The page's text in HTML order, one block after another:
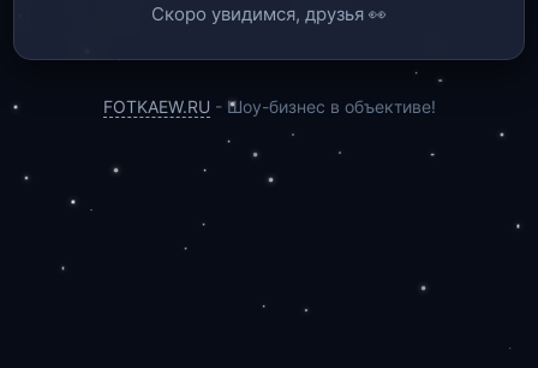
Скоро увидимся, друзья 👀
FOTKAEW.RU - Шоу-бизнес в объективе!